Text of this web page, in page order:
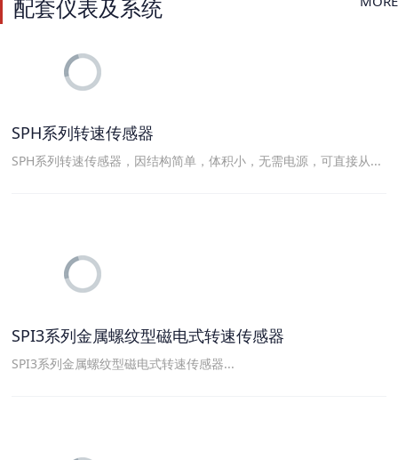
配套仪表及系统
SPH系列转速传感器
SPH系列转速传感器，因结构简单，体积小，无需电源，可直接从...
SPI3系列金属螺纹型磁电式转速传感器
SPI3系列金属螺纹型磁电式转速传感器...